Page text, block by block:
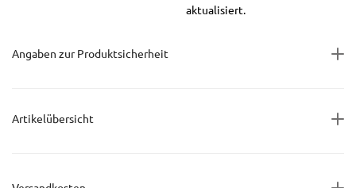
aktualisiert.
Angaben zur Produktsicherheit
Artikelübersicht